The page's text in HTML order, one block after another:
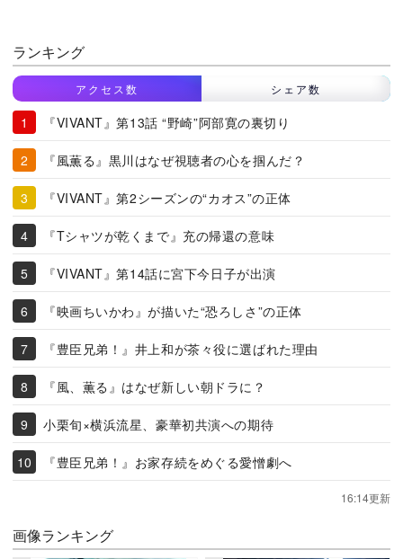
ランキング
アクセス数 シェア数
『VIVANT』第13話 “野崎”阿部寛の裏切り
『風薫る』黒川はなぜ視聴者の心を掴んだ？
『VIVANT』第2シーズンの“カオス”の正体
『Tシャツが乾くまで』充の帰還の意味
『VIVANT』第14話に宮下今日子が出演
『映画ちいかわ』が描いた“恐ろしさ”の正体
『豊臣兄弟！』井上和が茶々役に選ばれた理由
『風、薫る』はなぜ新しい朝ドラに？
小栗旬×横浜流星、豪華初共演への期待
『豊臣兄弟！』お家存続をめぐる愛憎劇へ
16:14更新
画像ランキング